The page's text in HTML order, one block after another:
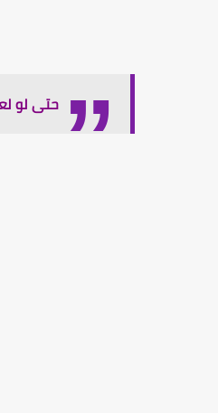
حتى لو